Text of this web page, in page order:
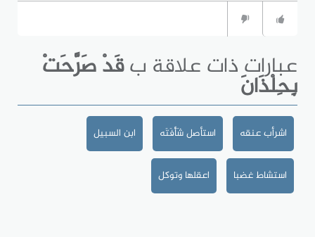
عبارات ذات علاقة بقَدْ صَرَّحَتْ
بِحِلْذَانَ
اشرأب عنقه استأصل شَأْفَتَه ابن السبيل
استشاط غضبا اعقلها وتوكل